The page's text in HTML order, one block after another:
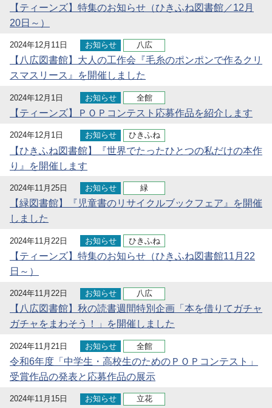
【ティーンズ】特集のお知らせ（ひきふね図書館／12月
20日～）
2024年12月11日 お知らせ 八広
【八広図書館】大人の工作会『毛糸のポンポンで作るクリ
スマスリース』を開催しました
2024年12月1日 お知らせ 全館
【ティーンズ】ＰＯＰコンテスト応募作品を紹介します
2024年12月1日 お知らせ ひきふね
【ひきふね図書館】『世界でたったひとつの私だけの本作
り』を開催します
2024年11月25日 お知らせ 緑
【緑図書館】『児童書のリサイクルブックフェア』を開催
しました
2024年11月22日 お知らせ ひきふね
【ティーンズ】特集のお知らせ（ひきふね図書館11月22
日～）
2024年11月22日 お知らせ 八広
【八広図書館】秋の読書週間特別企画「本を借りてガチャ
ガチャをまわそう！」を開催しました
2024年11月21日 お知らせ 全館
令和6年度「中学生・高校生のためのＰＯＰコンテスト」
受賞作品の発表と応募作品の展示
2024年11月15日 お知らせ 立花